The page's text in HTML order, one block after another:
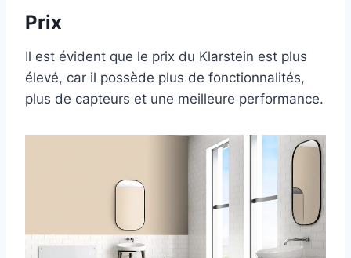
Prix
Il est évident que le prix du Klarstein est plus
élevé, car il possède plus de fonctionnalités,
plus de capteurs et une meilleure performance.